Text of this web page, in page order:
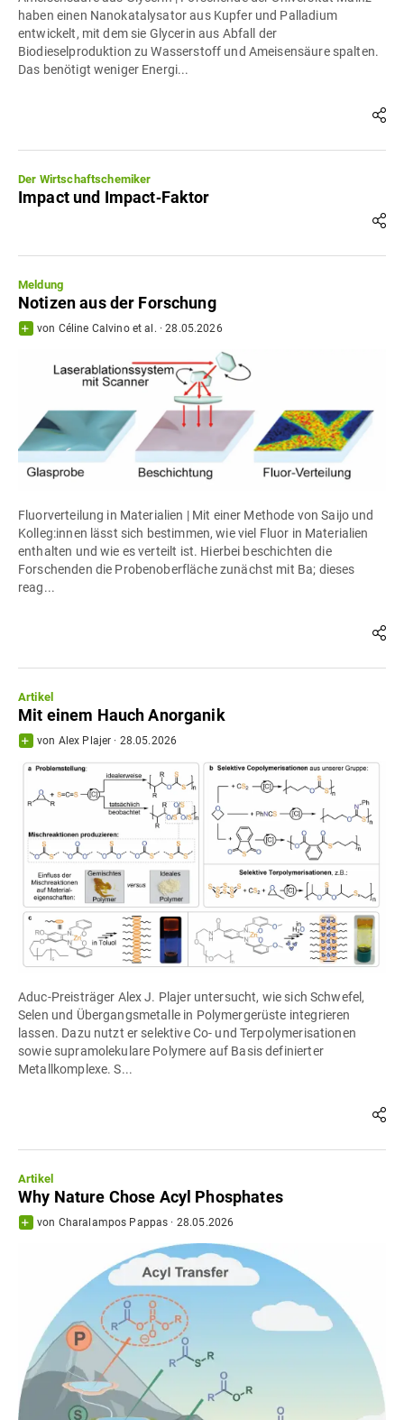
haben einen Nanokatalysator aus Kupfer und Palladium
entwickelt, mit dem sie Glycerin aus Abfall der
Biodieselproduktion zu Wasserstoff und Ameisensäure spalten.
Das benötigt weniger Energi...
Der Wirtschaftschemiker
Impact und Impact‐Faktor
Meldung
Notizen aus der Forschung
von Céline Calvinoet al. ·28.05.2026
Fluorverteilung in Materialien | Mit einer Methode von Saijo und
Kolleg:innen lässt sich bestimmen, wie viel Fluor in Materialien
enthalten und wie es verteilt ist. Hierbei beschichten die
Forschenden die Probenoberfläche zunächst mit Ba; dieses
reag...
Artikel
Mit einem Hauch Anorganik
von Alex Plajer · 28.05.2026
Aduc-Preisträger Alex J. Plajer untersucht, wie sich Schwefel,
Selen und Übergangsmetalle in Polymergerüste integrieren
lassen. Dazu nutzt er selektive Co- und Terpolymerisationen
sowie supramolekulare Polymere auf Basis definierter
Metallkomplexe. S...
Artikel
Why Nature Chose Acyl Phosphates
von Charalampos Pappas · 28.05.2026